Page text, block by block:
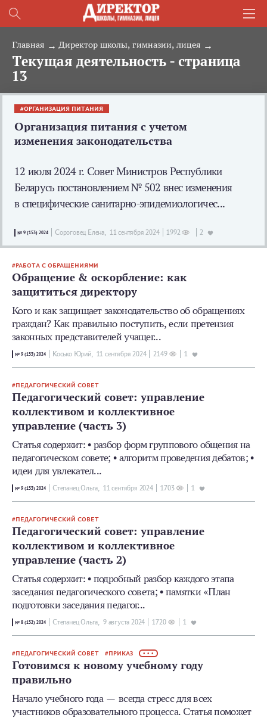
Главная Директор школы, гимназии, лицея
Текущая деятельность - страница
13
ОРГАНИЗАЦИЯ ПИТАНИЯ
Организация питания с учетом
изменения законодательства
12 июля 2024 г. Совет Министров Республики
Беларусь постановлением № 502 внес изменения
в специфические санитарно-­эпидемиологичес...
№ 9 (153) 2024 Сороговец Елена, 11 сентября 2024 1992 2
РАБОТА С ОБРАЩЕНИЯМИ
Обращение & оскорбление: как
защититься директору
Кого и как защищает законодательство об обращениях
граждан? Как правильно поступить, если претензия
законных представителей учащег...
№ 9 (153) 2024 Косько Юрий, 11 сентября 2024 2149 1
ПЕДАГОГИЧЕСКИЙ СОВЕТ
Педагогический совет: управление
коллективом и коллективное
управление (часть 3)
Статья содержит: • разбор форм группового общения на
педагогическом совете; • алгоритм проведения дебатов; •
идеи для увлекател...
№ 9 (153) 2024 Степанец Ольга, 11 сентября 2024 1703 1
ПЕДАГОГИЧЕСКИЙ СОВЕТ
Педагогический совет: управление
коллективом и коллективное
управление (часть 2)
Статья содержит: • подробный разбор каждого этапа
заседания педагогического совета; • памятки «План
подготовки заседания педагог...
№ 8 (152) 2024 Степанец Ольга, 9 августа 2024 1720 1
ПЕДАГОГИЧЕСКИЙ СОВЕТ ПРИКАЗ • • •
Готовимся к новому учебному году
правильно
Начало учебного года — всегда стресс для всех
участников образовательного процесса. Статья поможет